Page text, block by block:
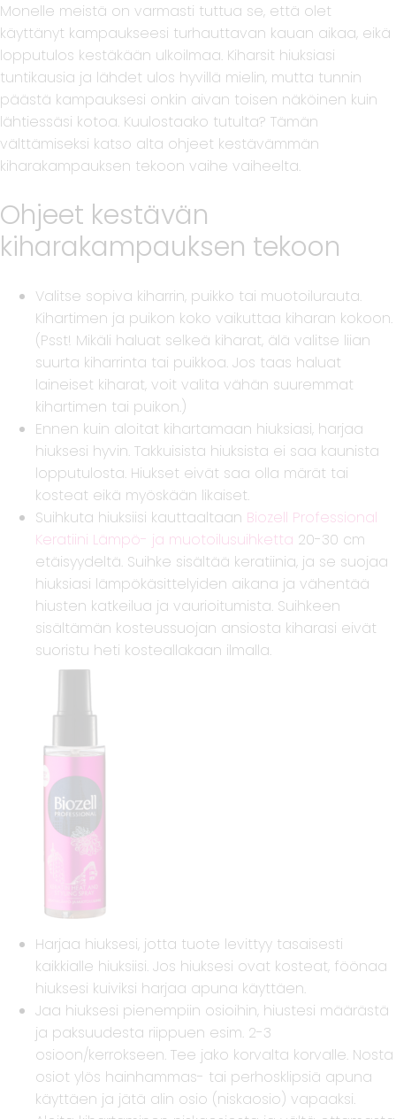
Monelle meistä on varmasti tuttua se, että olet
käyttänyt kampaukseesi turhauttavan kauan aikaa, eikä
lopputulos kestäkään ulkoilmaa. Kiharsit hiuksiasi
tuntikausia ja lähdet ulos hyvillä mielin, mutta tunnin
päästä kampauksesi onkin aivan toisen näköinen kuin
lähtiessäsi kotoa. Kuulostaako tutulta? Tämän
välttämiseksi katso alta ohjeet kestävämmän
kiharakampauksen tekoon vaihe vaiheelta.
Ohjeet kestävän
kiharakampauksen tekoon
Valitse sopiva kiharrin, puikko tai muotoilurauta.
Kihartimen ja puikon koko vaikuttaa kiharan kokoon.
(Psst! Mikäli haluat selkeä kiharat, älä valitse liian
suurta kiharrinta tai puikkoa. Jos taas haluat
laineiset kiharat, voit valita vähän suuremmat
kihartimen tai puikon.)
Ennen kuin aloitat kihartamaan hiuksiasi, harjaa
hiuksesi hyvin. Takkuisista hiuksista ei saa kaunista
lopputulosta. Hiukset eivät saa olla märät tai
kosteat eikä myöskään likaiset.
Suihkuta hiuksiisi kauttaaltaan Biozell Professional
Keratiini Lämpö- ja muotoilusuihketta 20-30 cm
etäisyydeltä. Suihke sisältää keratiinia, ja se suojaa
hiuksiasi lämpökäsittelyiden aikana ja vähentää
hiusten katkeilua ja vaurioitumista. Suihkeen
sisältämän kosteussuojan ansiosta kiharasi eivät
suoristu heti kosteallakaan ilmalla.
Harjaa hiuksesi, jotta tuote levittyy tasaisesti
kaikkialle hiuksiisi. Jos hiuksesi ovat kosteat, föönaa
hiuksesi kuiviksi harjaa apuna käyttäen.
Jaa hiuksesi pienempiin osioihin, hiustesi määrästä
ja paksuudesta riippuen esim. 2-3
osioon/kerrokseen. Tee jako korvalta korvalle. Nosta
osiot ylös hainhammas- tai perhosklipsiä apuna
käyttäen ja jätä alin osio (niskaosio) vapaaksi.